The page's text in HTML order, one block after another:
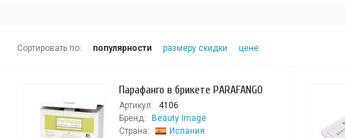
Сортировать по: популярности размеру скидки цене
Парафанго в брикете PARAFANGO
Артикул:
4106
Бренд:
Beauty Image
Страна:
Испания